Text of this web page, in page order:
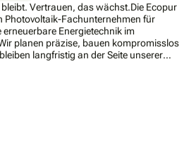
Vertrauen, das wächst.Die Ecopur
Photovoltaik-Fachunternehmen für
erneuerbare Energietechnik im
planen präzise, bauen kompromisslos
langfristig an der Seite unserer